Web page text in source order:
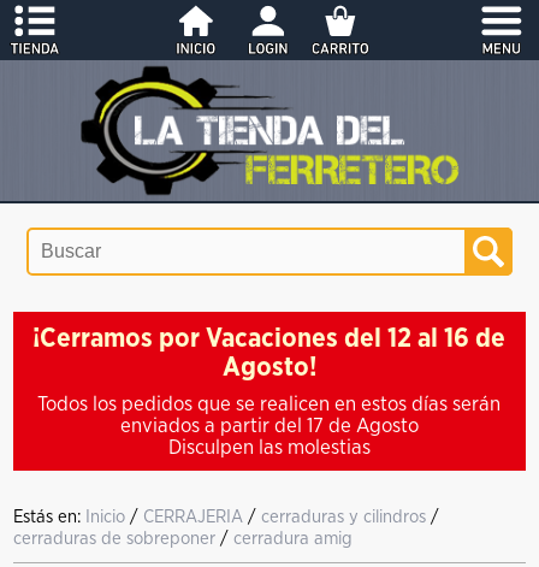
¡Cerramos por Vacaciones del 12 al 16 de
Agosto!
Todos los pedidos que se realicen en estos días serán
enviados a partir del 17 de Agosto
Disculpen las molestias
Estás en: Inicio / CERRAJERIA /cerraduras y cilindros /
cerraduras de sobreponer /cerradura amig